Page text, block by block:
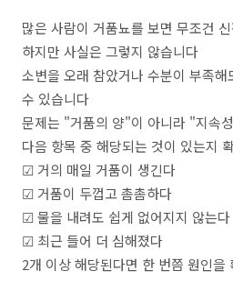
많은 사람이 거품뇨를 보면 무조건
하지만 사실은 그렇지 않습니다
소변을 오래 참았거나 수분이 부족
수 있습니다
문제는 "거품의 양"이 아니라 "지속
다음 항목 중 해당되는 것이 있는지
☑ 거의 매일 거품이 생긴다
☑ 거품이 두껍고 촘촘하다
☑ 물을 내려도 쉽게 없어지지 않는다
☑ 최근 들어 더 심해졌다
2개 이상 해당된다면 한 번쯤 원인을